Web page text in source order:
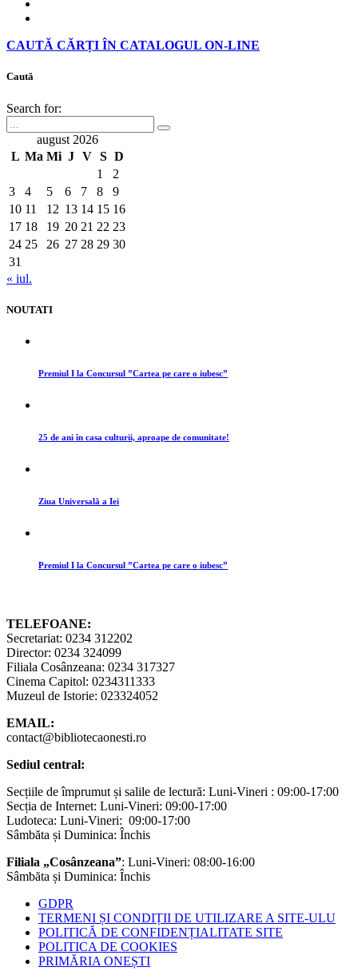
CAUTĂ CĂRȚI ÎN CATALOGUL ON-LINE
Caută
Search for:
august 2026
L Ma Mi J V S D
1
2
3
4 5 6 7 8
9
10 11 12 13 14 15 16
17 18 19 20 21 22 23
24 25 26 27 28 29 30
31
« iul.
NOUTATI
Premiul I la Concursul ”Cartea pe care o iubesc”
25 de ani în casa culturii, aproape de comunitate!
Ziua Universală a Iei
Premiul I la Concursul ”Cartea pe care o iubesc”
TELEFOANE:
Secretariat: 0234 312202
Director: 0234 324099
Filiala Cosânzeana: 0234 317327
Cinema Capitol: 0234311333
Muzeul de Istorie: 023324052
EMAIL:
contact@bibliotecaonesti.ro
Sediul central:
Secțiile de împrumut și salile de lectură: Luni-Vineri : 09:00-17:00
Secția de Internet: Luni-Vineri: 09:00-17:00
Ludoteca: Luni-Vineri: 09:00-17:00
Sâmbăta și Duminica: Închis
Filiala „Cosânzeana”: Luni-Vineri: 08:00-16:00
Sâmbăta și Duminica: Închis
GDPR
TERMENI ȘI CONDIȚII DE UTILIZARE A SITE-ULU
POLITICĂ DE CONFIDENȚIALITATE SITE
POLITICA DE COOKIES
PRIMĂRIA ONEȘTI